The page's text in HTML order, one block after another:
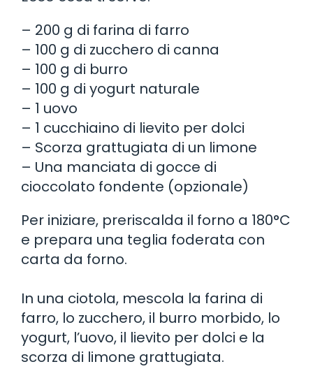
– 200 g di farina di farro
– 100 g di zucchero di canna
– 100 g di burro
– 100 g di yogurt naturale
– 1 uovo
– 1 cucchiaino di lievito per dolci
– Scorza grattugiata di un limone
– Una manciata di gocce di
cioccolato fondente (opzionale)
Per iniziare, preriscalda il forno a 180°C
e prepara una teglia foderata con
carta da forno.
In una ciotola, mescola la farina di
farro, lo zucchero, il burro morbido, lo
yogurt, l’uovo, il lievito per dolci e la
scorza di limone grattugiata.